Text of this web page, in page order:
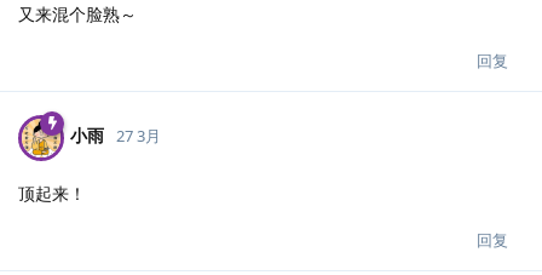
又来混个脸熟～
回复
小雨 27 3月
顶起来！
回复